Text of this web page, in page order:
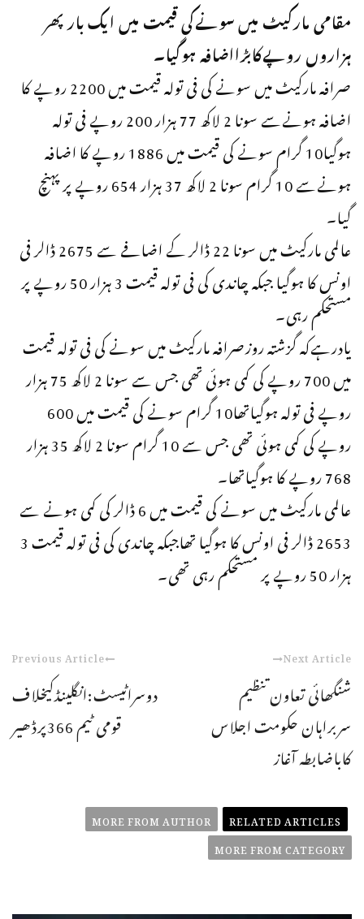
مقامی مارکیٹ میں سونےکی قیمت میں ایک بارپھر
ہزاروں روپےکابڑااضافہ ہوگیا۔
صرافہ مارکیٹ میں سونے کی فی تولہ قیمت میں 2200 روپے کا
اضافہ ہونےسے سونا 2 لاکھ 77 ہزار 200 روپے فی تولہ
ہوگیا10 گرام سونے کی قیمت میں 1886 روپے کا اضافہ
ہونےسے 10 گرام سونا 2 لاکھ 37 ہزار 654 روپے پر پہنچ
گیا۔
عالمی مارکیٹ میں سونا 22 ڈالر کے اضافے سے 2675 ڈالر فی
اونس کا ہوگیا جبکہ چاندی کی فی تولہ قیمت 3 ہزار 50 روپے پر
مستحکم رہی۔
یادرہےکہ گزشتہ روزصرافہ مارکیٹ میں سونے کی فی تولہ قیمت
میں 700 روپے کی کمی ہوئی تھی جس سے سونا 2 لاکھ 75 ہزار
روپے فی تولہ ہوگیاتھا10 گرام سونے کی قیمت میں 600
روپے کی کمی ہوئی تھی جس سے 10 گرام سونا 2 لاکھ 35 ہزار
768 روپے کا ہوگیاتھا۔
عالمی مارکیٹ میں سونے کی قیمت میں 6 ڈالر کی کمی ہونے سے
2653 ڈالر فی اونس کا ہوگیا تھاجبکہ چاندی کی فی تولہ قیمت 3
ہزار 50 روپے پر مستحکم رہی تھی۔
Previous Article
دوسراٹیسٹ:انگلینڈکیخلاف
قومی ٹیم 366پرڈھیر
Next Article
شنگھائی تعاون تنظیم
سربراہان حکومت اجلاس
کاباضابطہ آغاز
RELATED ARTICLES
MORE FROM AUTHOR
MORE FROM CATEGORY